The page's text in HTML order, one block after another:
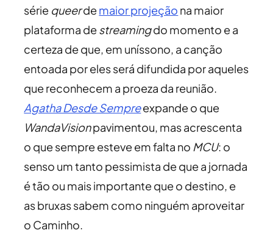
série queerdemaior projeção na maior
plataforma destreamingdo momento e a
certeza de que, em uníssono, a canção
entoada por eles será difundida por aqueles
que reconhecem a proeza da reunião.
Agatha Desde Sempreexpande o que
WandaVisionpavimentou, mas acrescenta
o que sempre esteve em falta no MCU: o
senso um tanto pessimista de que a jornada
é tão ou mais importante que o destino, e
as bruxas sabem como ninguém aproveitar
o Caminho.